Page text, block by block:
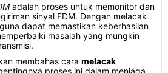
adalah proses untuk memonitor dan
sinyal FDM. Dengan melacak
dapat memastikan keberhasilan
masalah yang mungkin
membahas cara melacak
proses ini dalam menjaga